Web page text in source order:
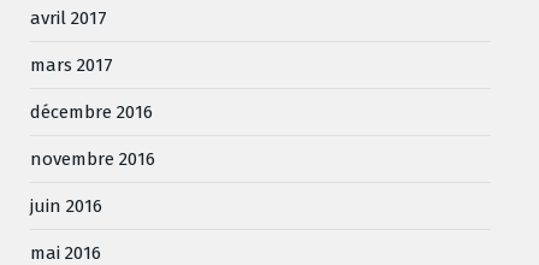
avril 2017
mars 2017
décembre 2016
novembre 2016
juin 2016
mai 2016